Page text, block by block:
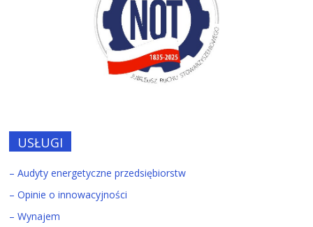
USŁUGI
– Audyty energetyczne przedsiębiorstw
– Opinie o innowacyjności
– Wynajem